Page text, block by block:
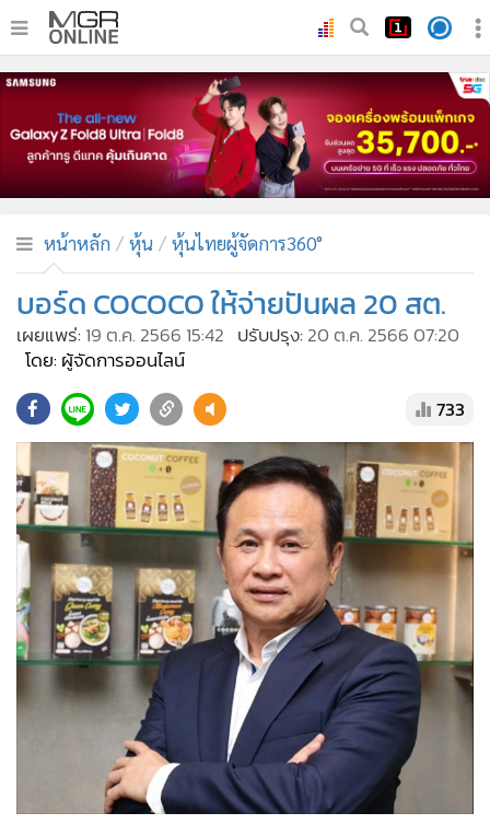
• หน้าหลัก
ทันเหตุการณ์
ภาคใต้
• ภูมิภาค
• บันเทิง
ผู้จัดการรายวัน
• คอลัมนิสต์
ละคร
CbizReview
• Cyber BIZ
ผู้จัดกวน
• Good health & Well-being
• Green Innovation & SD
• Management & HR
• MGR Live
• Infographic
• การเมือง
•
ท่องเที่ยว
ต่างประเทศ
Special Scoop
หน้าหลัก หุ้น หุ้นไทยผู้จัดการ360°
บอร์ด COCOCO ให้จ่ายปันผล 20 สต.
เผยแพร่: 19 ต.ค. 2566 15:42 ปรับปรุง: 20 ต.ค. 2566 07:20
โดย: ผู้จัดการออนไลน์
733